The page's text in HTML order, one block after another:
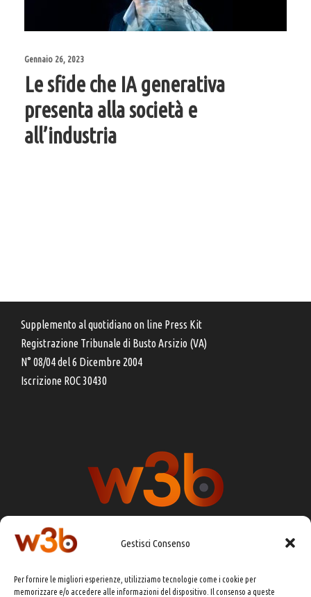
Gestisci Consenso
Per fornire le migliori esperienze, utilizziamo tecnologie come i cookie per
memorizzare e/o accedere alle informazioni del dispositivo. Il consenso a queste
Gennaio 26, 2023
Le sfide che IA generativa
presenta alla società e
all’industria
Supplemento al quotidiano on line Press Kit
Registrazione Tribunale di Busto Arsizio (VA)
N° 08/04 del 6 Dicembre 2004
Iscrizione ROC 30430
DIRETTORE RESPONSABILE:
CHIARA PORTA
REDAZIONE & GRAFICA:EOIPSO.IT